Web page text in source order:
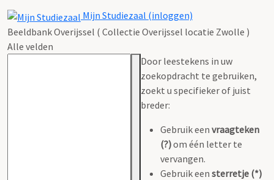
Mijn Studiezaal (inloggen)
Beeldbank Overijssel ( Collectie Overijssel locatie Zwolle )
Alle velden
Door leestekens in uw
zoekopdracht te gebruiken,
zoekt u specifieker of juist
breder:
Gebruik een vraagteken
(?)om één letter te
vervangen.
Gebruik een sterretje (*)